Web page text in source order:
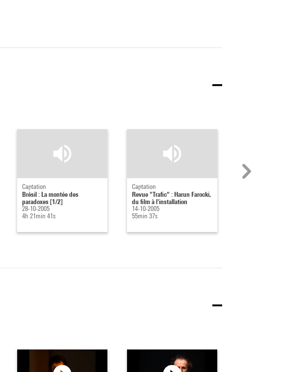
Captation
Brésil : La montée des
paradoxes [1/2]
28-10-2005
4h 21min 41s
Captation
Revue "Trafic" : Harun Farocki,
du film à l'installation
14-10-2005
55min 37s